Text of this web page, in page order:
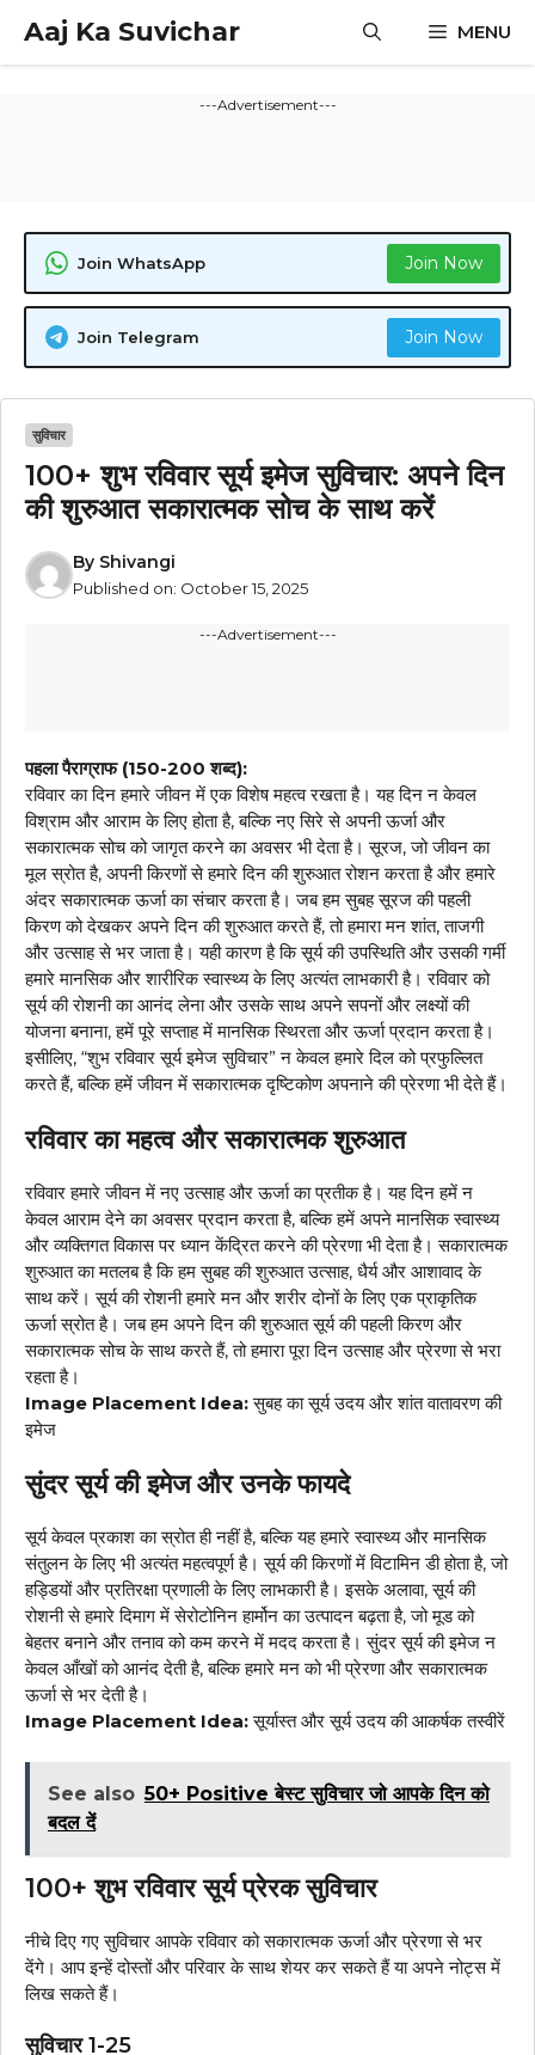
content
Aaj Ka Suvichar MENU
---Advertisement---
Join WhatsApp Join Now
Join Telegram Join Now
सुविचार
100+ शुभ रविवार सूर्य इमेज सुविचार: अपने दिन
की शुरुआत सकारात्मक सोच के साथ करें
By Shivangi
Published on: October 15, 2025
---Advertisement---
पहला पैराग्राफ (150-200 शब्द):
रविवार का दिन हमारे जीवन में एक विशेष महत्व रखता है। यह दिन न केवल
विश्राम और आराम के लिए होता है, बल्कि नए सिरे से अपनी ऊर्जा और
सकारात्मक सोच को जागृत करने का अवसर भी देता है। सूरज, जो जीवन का
मूल स्रोत है, अपनी किरणों से हमारे दिन की शुरुआत रोशन करता है और हमारे
अंदर सकारात्मक ऊर्जा का संचार करता है। जब हम सुबह सूरज की पहली
किरण को देखकर अपने दिन की शुरुआत करते हैं, तो हमारा मन शांत, ताजगी
और उत्साह से भर जाता है। यही कारण है कि सूर्य की उपस्थिति और उसकी गर्मी
हमारे मानसिक और शारीरिक स्वास्थ्य के लिए अत्यंत लाभकारी है। रविवार को
सूर्य की रोशनी का आनंद लेना और उसके साथ अपने सपनों और लक्ष्यों की
योजना बनाना, हमें पूरे सप्ताह में मानसिक स्थिरता और ऊर्जा प्रदान करता है।
इसीलिए, “शुभ रविवार सूर्य इमेज सुविचार” न केवल हमारे दिल को प्रफुल्लित
करते हैं, बल्कि हमें जीवन में सकारात्मक दृष्टिकोण अपनाने की प्रेरणा भी देते हैं।
रविवार का महत्व और सकारात्मक शुरुआत
रविवार हमारे जीवन में नए उत्साह और ऊर्जा का प्रतीक है। यह दिन हमें न
केवल आराम देने का अवसर प्रदान करता है, बल्कि हमें अपने मानसिक स्वास्थ्य
और व्यक्तिगत विकास पर ध्यान केंद्रित करने की प्रेरणा भी देता है। सकारात्मक
शुरुआत का मतलब है कि हम सुबह की शुरुआत उत्साह, धैर्य और आशावाद के
साथ करें। सूर्य की रोशनी हमारे मन और शरीर दोनों के लिए एक प्राकृतिक
ऊर्जा स्रोत है। जब हम अपने दिन की शुरुआत सूर्य की पहली किरण और
सकारात्मक सोच के साथ करते हैं, तो हमारा पूरा दिन उत्साह और प्रेरणा से भरा
रहता है।
Image Placement Idea:सुबह का सूर्य उदय और शांत वातावरण की
इमेज
सुंदर सूर्य की इमेज और उनके फायदे
सूर्य केवल प्रकाश का स्रोत ही नहीं है, बल्कि यह हमारे स्वास्थ्य और मानसिक
संतुलन के लिए भी अत्यंत महत्वपूर्ण है। सूर्य की किरणों में विटामिन डी होता है, जो
हड्डियों और प्रतिरक्षा प्रणाली के लिए लाभकारी है। इसके अलावा, सूर्य की
रोशनी से हमारे दिमाग में सेरोटोनिन हार्मोन का उत्पादन बढ़ता है, जो मूड को
बेहतर बनाने और तनाव को कम करने में मदद करता है। सुंदर सूर्य की इमेज न
केवल आँखों को आनंद देती है, बल्कि हमारे मन को भी प्रेरणा और सकारात्मक
ऊर्जा से भर देती है।
Image Placement Idea:सूर्यास्त और सूर्य उदय की आकर्षक तस्वीरें
See also 50+ Positive बेस्ट सुविचार जो आपके दिन को
बदल दें
100+ शुभ रविवार सूर्य प्रेरक सुविचार
नीचे दिए गए सुविचार आपके रविवार को सकारात्मक ऊर्जा और प्रेरणा से भर
देंगे। आप इन्हें दोस्तों और परिवार के साथ शेयर कर सकते हैं या अपने नोट्स में
लिख सकते हैं।
सुविचार 1-25